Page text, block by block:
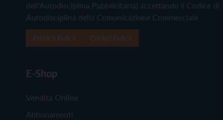
dell'Autodisciplina Pubblicitaria) accettando il Codice di
Autodisciplina della Comunicazione Commerciale
E-Shop
Vendita Online
Abbonamenti